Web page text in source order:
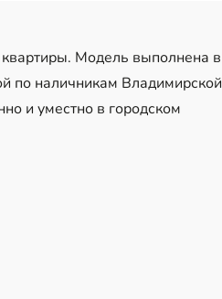
Модель выполнена в
по наличникам Владимирской
и уместно в городском